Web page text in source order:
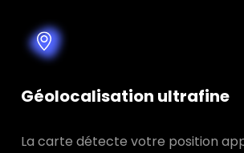
Géolocalisation ultrafine
La carte détecte votre position